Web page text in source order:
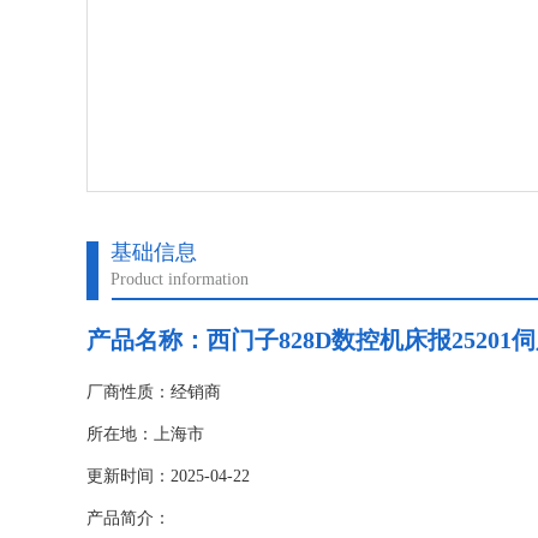
基础信息
Product information
产品名称： 西门子828D数控机床报25201
厂商性质：经销商
所在地：上海市
更新时间：2025-04-22
产品简介：